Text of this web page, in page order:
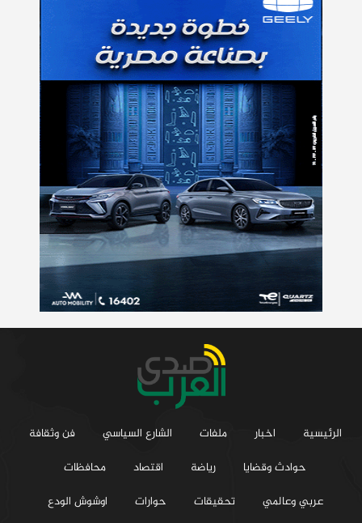
الرئيسية اخبار ملفات الشارع السياسي
فن وثقافة
حوادث وقضايا
رياضة اقتصاد
محافظات
عربي وعالمي
تحقيقات حوارات اوشوش الودع